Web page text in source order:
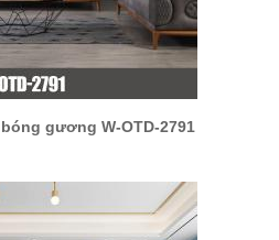
gương W-OTD-2791